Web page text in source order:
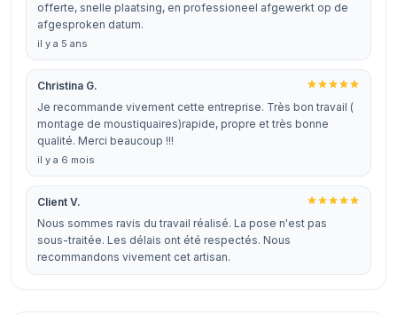
offerte, snelle plaatsing, en professioneel afgewerkt op de
afgesproken datum.
il y a 5 ans
Christina G.
Je recommande vivement cette entreprise. Très bon travail (
montage de moustiquaires)rapide, propre et très bonne
qualité. Merci beaucoup !!!
il y a 6 mois
Client V.
Nous sommes ravis du travail réalisé. La pose n'est pas
sous-traitée. Les délais ont été respectés. Nous
recommandons vivement cet artisan.